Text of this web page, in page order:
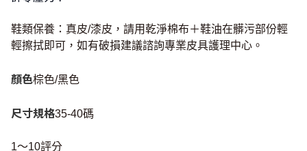
鞋類保養：真皮/漆皮，請用乾淨棉布＋鞋油在髒污部份輕
輕擦拭即可，如有破損建議諮詢專業皮具護理中心。
顏色棕色/黑色
尺寸規格35-40碼
1～10評分